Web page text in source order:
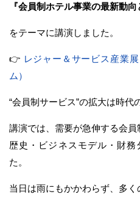
『会員制ホテル事業の最新動
をテーマに講演しました。
👉 レジャー＆サービス産業
ム）
“会員制サービス”の拡大は時代
講演では、需要が急伸する会員
歴史・ビジネスモデル・財
た。
当日は雨にもかかわらず、多く